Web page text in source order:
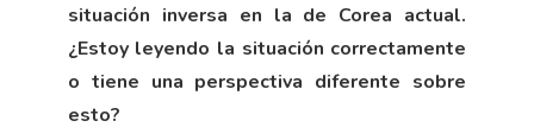
situación inversa en la de Corea actual.
¿Estoy leyendo la situación correctamente
o tiene una perspectiva diferente sobre
esto?